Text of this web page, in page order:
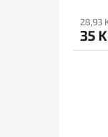
28,93
35